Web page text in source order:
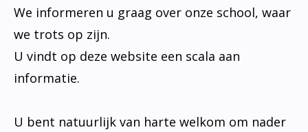
We informeren u graag over onze school, waar
we trots op zijn.
U vindt op deze website een scala aan
informatie.
U bent natuurlijk van harte welkom om nader